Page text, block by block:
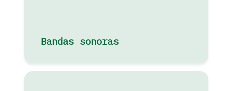
Bandas sonoras